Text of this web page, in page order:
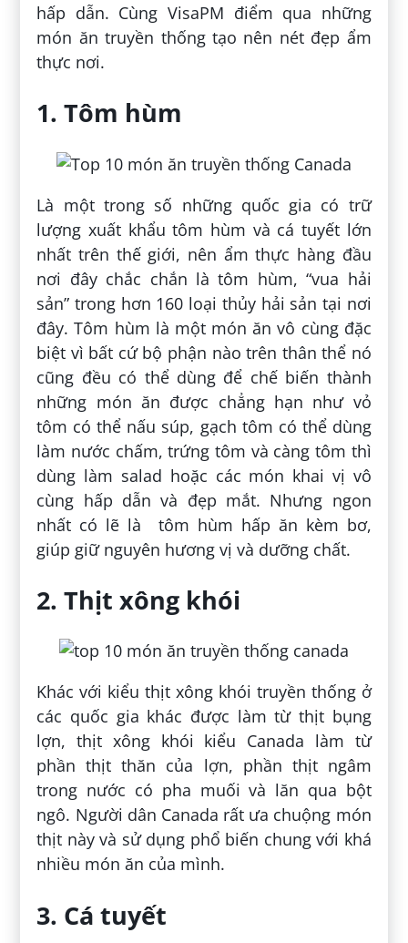
hấp dẫn. Cùng VisaPM điểm qua những
món ăn truyền thống tạo nên nét đẹp ẩm
thực nơi.
1. Tôm hùm
Là một trong số những quốc gia có trữ
lượng xuất khẩu tôm hùm và cá tuyết lớn
nhất trên thế giới, nên ẩm thực hàng đầu
nơi đây chắc chắn là tôm hùm, “vua hải
sản” trong hơn 160 loại thủy hải sản tại nơi
đây. Tôm hùm là một món ăn vô cùng đặc
biệt vì bất cứ bộ phận nào trên thân thể nó
cũng đều có thể dùng để chế biến thành
những món ăn được chẳng hạn như vỏ
tôm có thể nấu súp, gạch tôm có thể dùng
làm nước chấm, trứng tôm và càng tôm thì
dùng làm salad hoặc các món khai vị vô
cùng hấp dẫn và đẹp mắt. Nhưng ngon
nhất có lẽ là tôm hùm hấp ăn kèm bơ,
giúp giữ nguyên hương vị và dưỡng chất.
2. Thịt xông khói
Khác với kiểu thịt xông khói truyền thống ở
các quốc gia khác được làm từ thịt bụng
lợn, thịt xông khói kiểu Canada làm từ
phần thịt thăn của lợn, phần thịt ngâm
trong nước có pha muối và lăn qua bột
ngô. Người dân Canada rất ưa chuộng món
thịt này và sử dụng phổ biến chung với khá
nhiều món ăn của mình.
3. Cá tuyết